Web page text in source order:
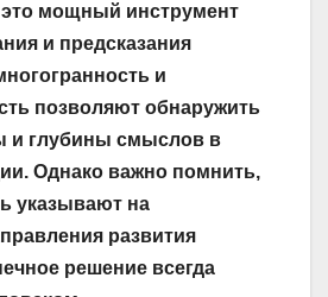
мощный инструмент
и предсказания
и
позволяют обнаружить
и глубины смыслов в
Однако важно помнить,
указывают на
развития
решение всегда